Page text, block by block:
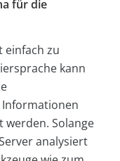
für die
einfach zu
kann
Informationen
werden. Solange
analysiert